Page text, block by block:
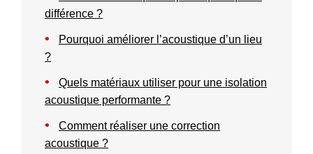
différence ?
•
Pourquoi améliorer l’acoustique d’un lieu
?
•
Quels matériaux utiliser pour une isolation
acoustique performante ?
•
Comment réaliser une correction
acoustique ?